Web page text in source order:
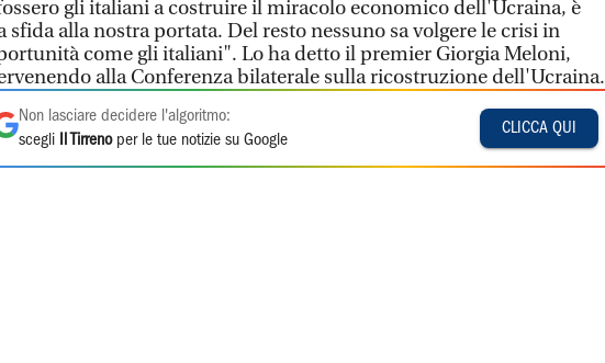
gli italiani a costruire il miracolo economico dell'Ucraina, è
sfida alla nostra portata. Del resto nessuno sa volgere le crisi in
come gli italiani". Lo ha detto il premier Giorgia Meloni,
alla Conferenza bilaterale sulla ricostruzione dell'Ucraina.
Non lasciare decidere l'algoritmo:
scegli
Il Tirrenoper le tue notizie su Google
CLICCA QUI